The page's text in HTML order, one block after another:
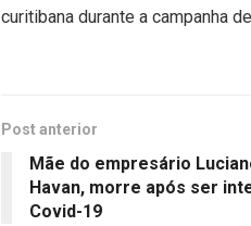
curitibana durante a campanha
Post anterior
Mãe do empresário
Havan, morre após ser
Covid-19